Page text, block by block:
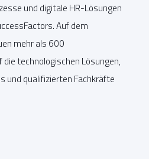
und digitale HR-Lösungen
Auf dem
mehr als 600
technologischen Lösungen,
und qualifizierten Fachkräfte